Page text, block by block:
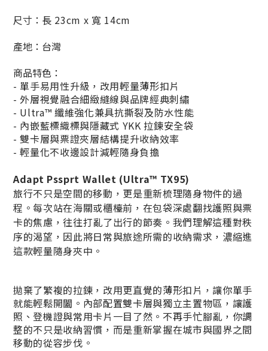
尺寸： 長 23cm x 寬 14cm
產地：台灣
商品特色：
- 單手易用性升級，改用輕量薄形扣片
- 外層視覺融合細緻縫線與品牌經典刺繡
- Ultra™ 纖維強化兼具抗撕裂及防水性能
- 內嵌藍標織標與隱藏式 YKK 拉鍊安全袋
- 雙卡層與票證夾層結構提升收納效率
- 輕量化不收邊設計減輕隨身負擔
Adapt Pssprt Wallet (Ultra™ TX95)
旅行不只是空間的移動，更是重新梳理隨身物件的過
程。每次站在海關或櫃檯前，在包袋深處翻找護照與票
卡的焦慮，往往打亂了出行的節奏。我們理解這種對秩
序的渴望，因此將日常與旅途所需的收納需求，濃縮進
這款輕量隨身夾中。
拋棄了繁複的拉鍊，改用更直覺的薄形扣片，讓你單手
就能輕鬆開闔。內部配置雙卡層與獨立主置物區，讓護
照、登機證與常用卡片一目了然。不再手忙腳亂，你調
整的不只是收納習慣，而是重新掌握在城市與國界之間
移動的從容步伐。